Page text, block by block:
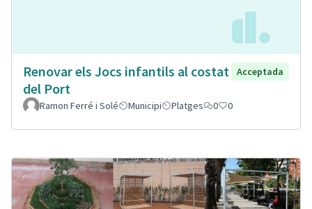
Renovar els Jocs infantils al costat
del Port
Acceptada
Ramon Ferré i Solé Municipi Platges 0 0